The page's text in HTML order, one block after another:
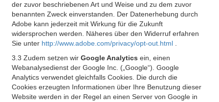
der zuvor beschriebenen Art und Weise und zu dem zuvor
benannten Zweck einverstanden. Der Datenerhebung durch
Adobe kann jederzeit mit Wirkung für die Zukunft
widersprochen werden. Näheres über den Widerruf erfahren
Sie unter http://www.adobe.com/privacy/opt-out.html
3.3 Zudem setzen wir Google Analytics ein, einen
Webanalysedienst der Google Inc. („Google“). Google
Analytics verwendet gleichfalls Cookies. Die durch die
Cookies erzeugten Informationen über Ihre Benutzung dieser
Website werden in der Regel an einen Server von Google in